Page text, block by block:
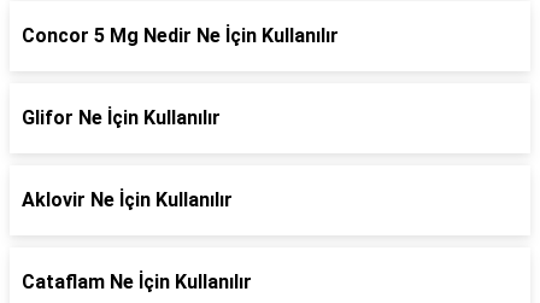
Concor 5 Mg Nedir Ne İçin Kullanılır
Glifor Ne İçin Kullanılır
Aklovir Ne İçin Kullanılır
Cataflam Ne İçin Kullanılır